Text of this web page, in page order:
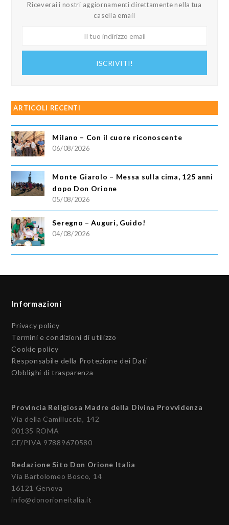
Riceverai i nostri aggiornamenti direttamente nella tua
casella email
ISCRIVITI!
ARTICOLI RECENTI
Milano – Con il cuore riconoscente
06/08/2026
Monte Giarolo – Messa sulla cima, 125 anni
dopo Don Orione
05/08/2026
Seregno – Auguri, Guido!
04/08/2026
Informazioni
Privacy policy
Termini e condizioni di utilizzo
Cookie policy
Responsabile della Protezione dei Dati
Obblighi di trasparenza
Provincia Religiosa Madre della Divina Provvidenza
Via della Camilluccia, 142
00135 ROMA
CF/PIVA 97889670580
Redazione Sito Don Orione Italia
Via Bartolomeo Bosco, 14
16121 Genova
info@donorioneitalia.it